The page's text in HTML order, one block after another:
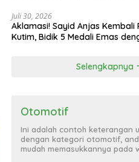
Juli 30, 2026
Aklamasi! Sayid Anjas Kembali
Kutim, Bidik 5 Medali Emas
Selengkapnya
Otomotif
Ini adalah contoh keterangan
dengan kategori otomotif,
mudah memasukkannya pada